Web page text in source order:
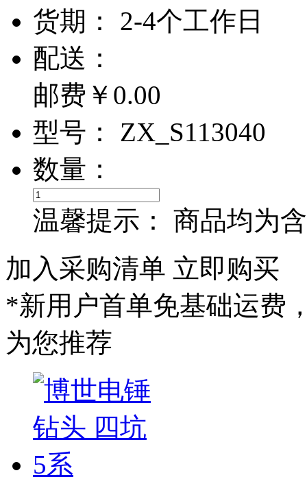
货期： 2-4个工作日
配送：
邮费￥ 0.00
型号： ZX_S113040
数量：
温馨提示： 商品均为
加入采购清单 立即购买
*新用户首单免基础运费
为您推荐